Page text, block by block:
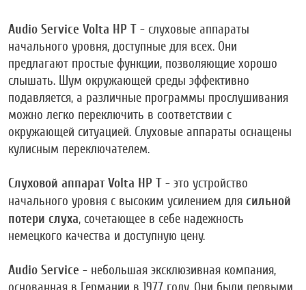
Audio Service Volta HP T - слуховые аппараты
начального уровня, доступные для всех. Они
предлагают простые функции, позволяющие хорошо
слышать. Шум окружающей среды эффективно
подавляется, а различные программы прослушивания
можно легко переключить в соответствии с
окружающей ситуацией. Слуховые аппараты оснащены
кулисным переключателем.
Слуховой аппарат Volta HP T - это устройство
начального уровня с высоким усилением для сильной
потери слуха, сочетающее в себе надежность
немецкого качества и доступную цену.
Audio Service - небольшая эксклюзивная компания,